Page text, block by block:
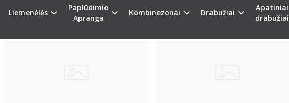
Liemenėlės
Paplūdimio
Apranga
Kombinezonai Drabužiai
Apatiniai
drabužiai
Populiari Populiari